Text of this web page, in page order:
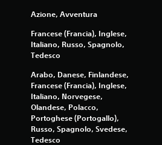
Azione, Avventura
Francese (Francia), Inglese,
Italiano, Russo, Spagnolo,
Tedesco
Arabo, Danese, Finlandese,
Francese (Francia), Inglese,
Italiano, Norvegese,
Olandese, Polacco,
Portoghese (Portogallo),
Russo, Spagnolo, Svedese,
Tedesco